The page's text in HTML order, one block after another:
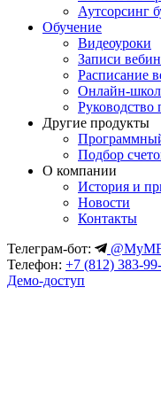
Аутсорсинг
Обучение
Видеоуроки
Записи
Расписание
Онлайн-
Другие продукты
Подбор
О компании
История и
Новости
Контакты
Телеграм-бот:
Телефон: +7 (812) 383-
Демо-доступ